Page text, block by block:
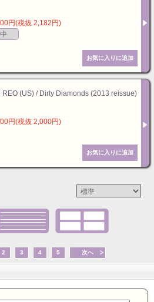
円(税抜 2,182円)
REO (US) / Dirty Diamonds (2013 reissue)
円(税抜 2,000円)
2 3 4 5 次へ